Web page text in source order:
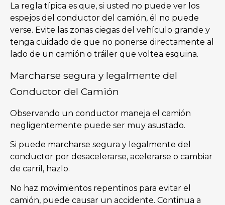
La regla típica es que, si usted no puede ver los
espejos del conductor del camión, él no puede
verse. Evite las zonas ciegas del vehículo grande y
tenga cuidado de que no ponerse directamente al
lado de un camión o tráiler que voltea esquina.
Marcharse segura y legalmente del
Conductor del Camión
Observando un conductor maneja el camión
negligentemente puede ser muy asustado.
Si puede marcharse segura y legalmente del
conductor por desacelerarse, acelerarse o cambiar
de carril, hazlo.
No haz movimientos repentinos para evitar el
camión, puede causar un accidente. Continua a